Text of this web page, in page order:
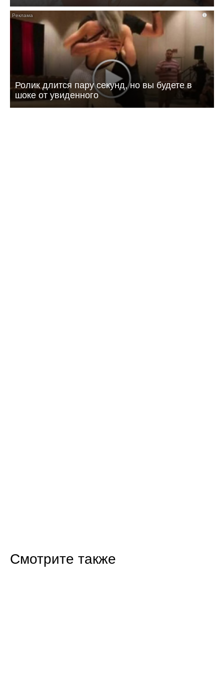
i
Ролик длится пару секунд, но вы будете в
шоке от увиденного
Смотрите также